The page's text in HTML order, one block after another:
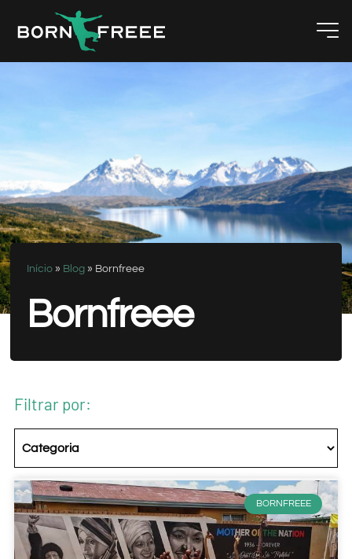
Início » Blog » Bornfreee
Bornfreee
Filtrar por:
BORNFREEE